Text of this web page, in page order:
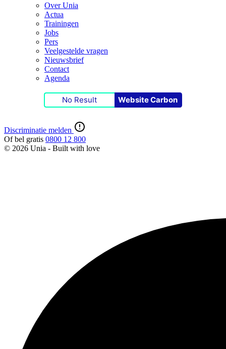
Over Unia
Actua
Trainingen
Jobs
Pers
Veelgestelde vragen
Nieuwsbrief
Contact
Agenda
No Result Website Carbon
Discriminatie melden
Of bel gratis 0800 12 800
© 2026 Unia - Built with love